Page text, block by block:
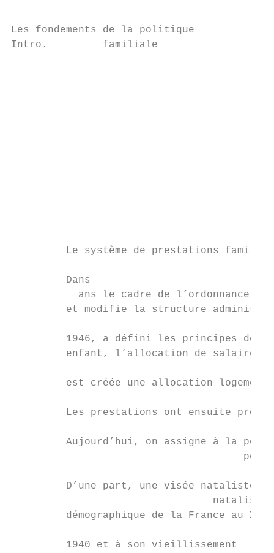
Les fondements de la politique
Intro.         familiale
Le système de prestations
         Dans
ans le cadre de l’ordonnance
et modifie la structure
1946, a défini les principes de
enfant, l’allocation de salaire
est créée une allocation
Les prestations ont ensuite
         Aujourd’hui, on assigne à la pol
         D’une part, une visée nataliste,
démographique de la France au
         1940 et à son vieillissement